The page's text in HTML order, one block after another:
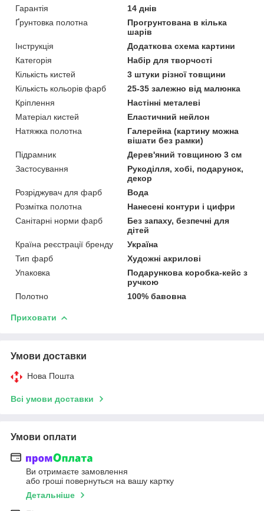
Гарантія
14 днів
Ґрунтовка полотна
Прогрунтована в кілька
шарів
Інструкція
Додаткова схема картини
Категорія
Набір для творчості
Кількість кистей
3 штуки різної товщини
Кількість кольорів фарб
25-35 залежно від малюнка
Кріплення
Настінні металеві
Матеріал кистей
Еластичний нейлон
Натяжка полотна
Галерейна (картину можна
вішати без рамки)
Підрамник
Дерев'яний товщиною 3 см
Застосування
Рукоділля, хобі, подарунок,
декор
Розріджувач для фарб
Вода
Розмітка полотна
Нанесені контури і цифри
Санітарні норми фарб
Без запаху, безпечні для
дітей
Країна реєстрації бренду
Україна
Тип фарб
Художні акрилові
Упаковка
Подарункова коробка-кейс з
ручкою
Полотно
100% бавовна
Приховати
Умови доставки
Нова Пошта
Всі умови доставки
Умови оплати
Ви отримаєте замовлення
або гроші повернуться на вашу картку
Детальніше